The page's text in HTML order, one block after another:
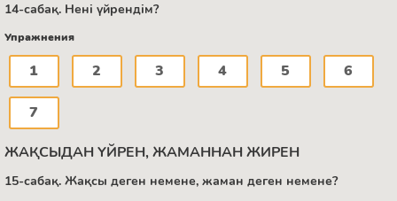
14-сабақ. Нені үйрендім?
Упражнения
1 2 3 4 5 6
7
ЖАҚСЫДАН ҮЙРЕН, ЖАМАННАН ЖИРЕН
15-сабақ. Жақсы деген немене, жаман деген немене?